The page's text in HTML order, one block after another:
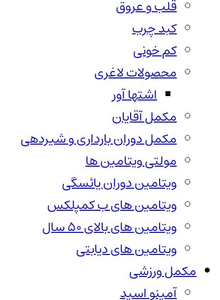
قلب و عروق
کبد چرب
کم خونی
محصولات لاغری
اشتها آور
مکمل آقایان
مکمل دوران بارداری و شیردهی
مولتی ویتامین ها
ویتامین دوران یائسگی
ویتامین های ب کمپلکس
ویتامین های بالای 50 سال
ویتامین های دیابتی
مکمل ورزشی
آمینو اسید